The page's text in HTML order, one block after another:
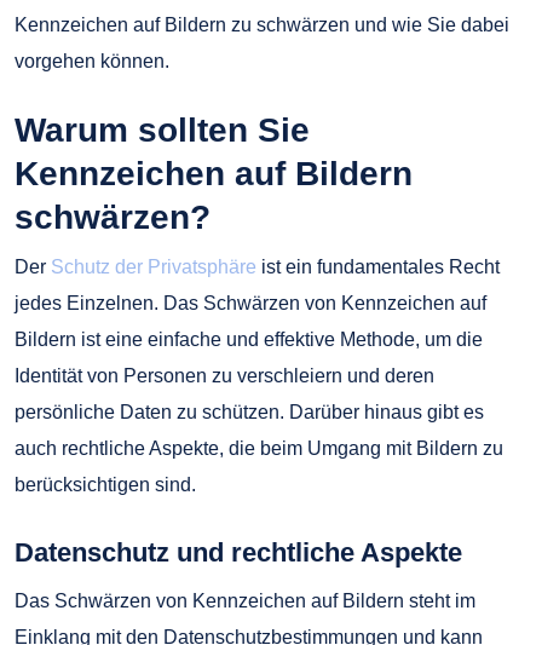
Kennzeichen auf Bildern zu schwärzen und wie Sie dabei
vorgehen können.
Warum sollten Sie
Kennzeichen auf Bildern
schwärzen?
Der Schutz der Privatsphäre ist ein fundamentales Recht
jedes Einzelnen. Das Schwärzen von Kennzeichen auf
Bildern ist eine einfache und effektive Methode, um die
Identität von Personen zu verschleiern und deren
persönliche Daten zu schützen. Darüber hinaus gibt es
auch rechtliche Aspekte, die beim Umgang mit Bildern zu
berücksichtigen sind.
Datenschutz und rechtliche Aspekte
Das Schwärzen von Kennzeichen auf Bildern steht im
Einklang mit den Datenschutzbestimmungen und kann